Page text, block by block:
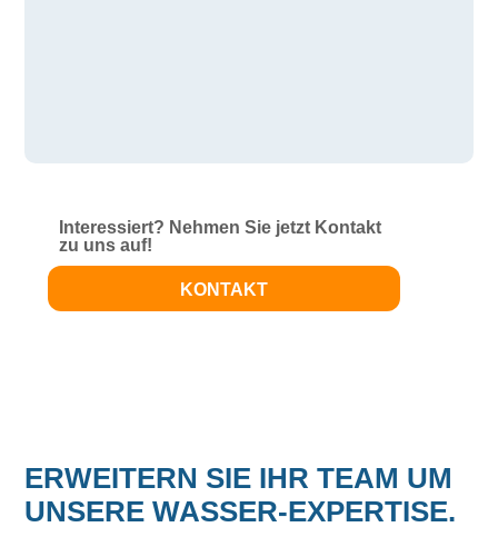
Interessiert? Nehmen Sie jetzt Kontakt
zu uns auf!
KONTAKT
ERWEITERN SIE IHR TEAM UM
UNSERE WASSER-EXPERTISE.